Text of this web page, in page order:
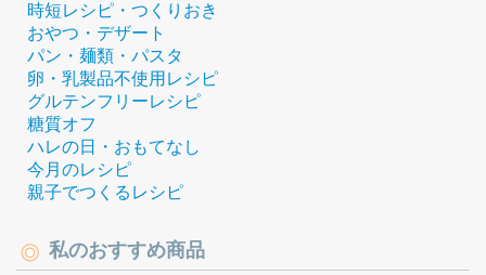
時短レシピ・つくりおき
おやつ・デザート
パン・麺類・パスタ
卵・乳製品不使用レシピ
グルテンフリーレシピ
糖質オフ
ハレの日・おもてなし
今月のレシピ
親子でつくるレシピ
私のおすすめ商品